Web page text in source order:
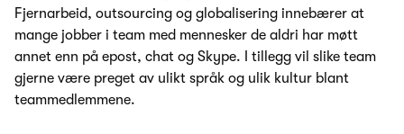
Fjernarbeid, outsourcing og globalisering innebærer at
mange jobber i team med mennesker de aldri har møtt
annet enn på epost, chat og Skype. I tillegg vil slike team
gjerne være preget av ulikt språk og ulik kultur blant
teammedlemmene.